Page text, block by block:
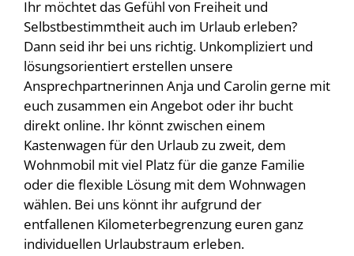
Ihr möchtet das Gefühl von Freiheit und
Selbstbestimmtheit auch im Urlaub erleben?
Dann seid ihr bei uns richtig. Unkompliziert und
lösungsorientiert erstellen unsere
Ansprechpartnerinnen Anja und Carolin gerne mit
euch zusammen ein Angebot oder ihr bucht
direkt online. Ihr könnt zwischen einem
Kastenwagen für den Urlaub zu zweit, dem
Wohnmobil mit viel Platz für die ganze Familie
oder die flexible Lösung mit dem Wohnwagen
wählen. Bei uns könnt ihr aufgrund der
entfallenen Kilometerbegrenzung euren ganz
individuellen Urlaubstraum erleben.